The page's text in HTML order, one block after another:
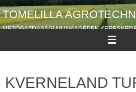
TOMELILLA
MEZŐGAZDASÁGI MUNKAGÉPEK
KVERNELAND